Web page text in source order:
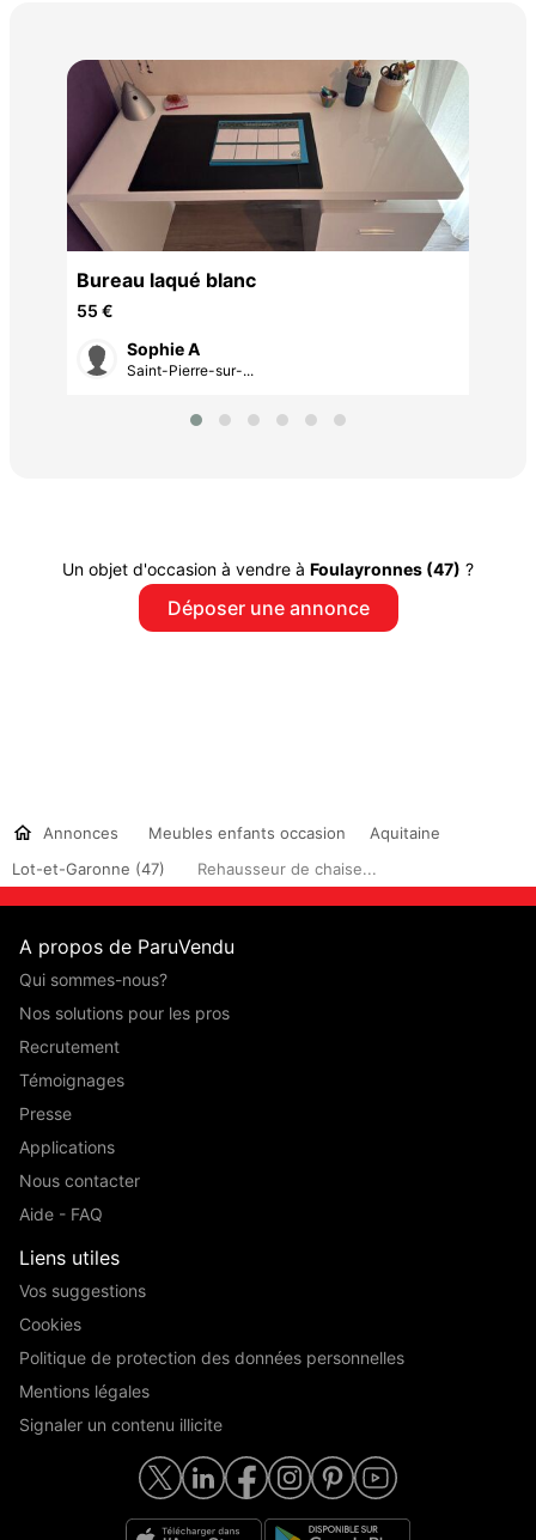
Bureau laqué blanc
55 €
Sophie A
Saint-Pierre-sur-...
Un objet d'occasion à vendre à Foulayronnes (47) ?
Déposer une annonce
Annonces Meubles enfants occasion
Aquitaine
Lot-et-Garonne (47)
Rehausseur de chaise...
A propos de ParuVendu
Qui sommes-nous?
Nos solutions pour les pros
Recrutement
Témoignages
Presse
Applications
Nous contacter
Aide - FAQ
Liens utiles
Vos suggestions
Cookies
Politique de protection des données personnelles
Mentions légales
Signaler un contenu illicite